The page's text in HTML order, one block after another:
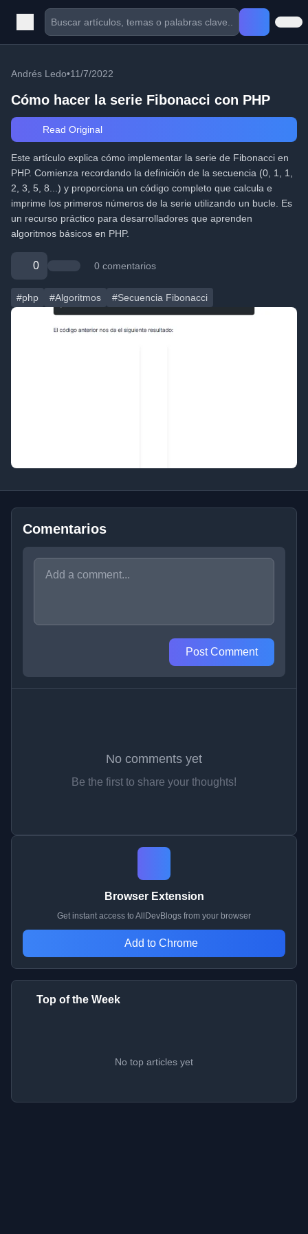
Andrés Ledo•11/7/2022
Cómo hacer la serie Fibonacci con PHP
Read Original
Este artículo explica cómo implementar la serie de Fibonacci en
PHP. Comienza recordando la definición de la secuencia (0, 1, 1,
2, 3, 5, 8...) y proporciona un código completo que calcula e
imprime los primeros números de la serie utilizando un bucle. Es
un recurso práctico para desarrolladores que aprenden
algoritmos básicos en PHP.
0 0 comentarios
#php #Algoritmos #Secuencia Fibonacci
Comentarios
Post Comment
No comments yet
Be the first to share your thoughts!
Browser Extension
Get instant access to AllDevBlogs from your browser
Add to Chrome
Top of the Week
No top articles yet